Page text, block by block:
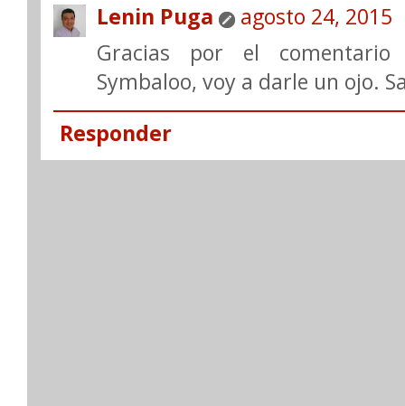
Lenin Puga
agosto 24, 2015
Gracias por el
Symbaloo, voy a darle un ojo.
Responder